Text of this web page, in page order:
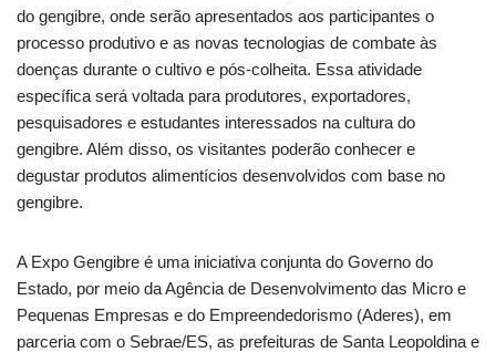
do gengibre, onde serão apresentados aos participantes o
processo produtivo e as novas tecnologias de combate às
doenças durante o cultivo e pós-colheita. Essa atividade
específica será voltada para produtores, exportadores,
pesquisadores e estudantes interessados na cultura do
gengibre. Além disso, os visitantes poderão conhecer e
degustar produtos alimentícios desenvolvidos com base no
gengibre.
A Expo Gengibre é uma iniciativa conjunta do Governo do
Estado, por meio da Agência de Desenvolvimento das Micro e
Pequenas Empresas e do Empreendedorismo (Aderes), em
parceria com o Sebrae/ES, as prefeituras de Santa Leopoldina e